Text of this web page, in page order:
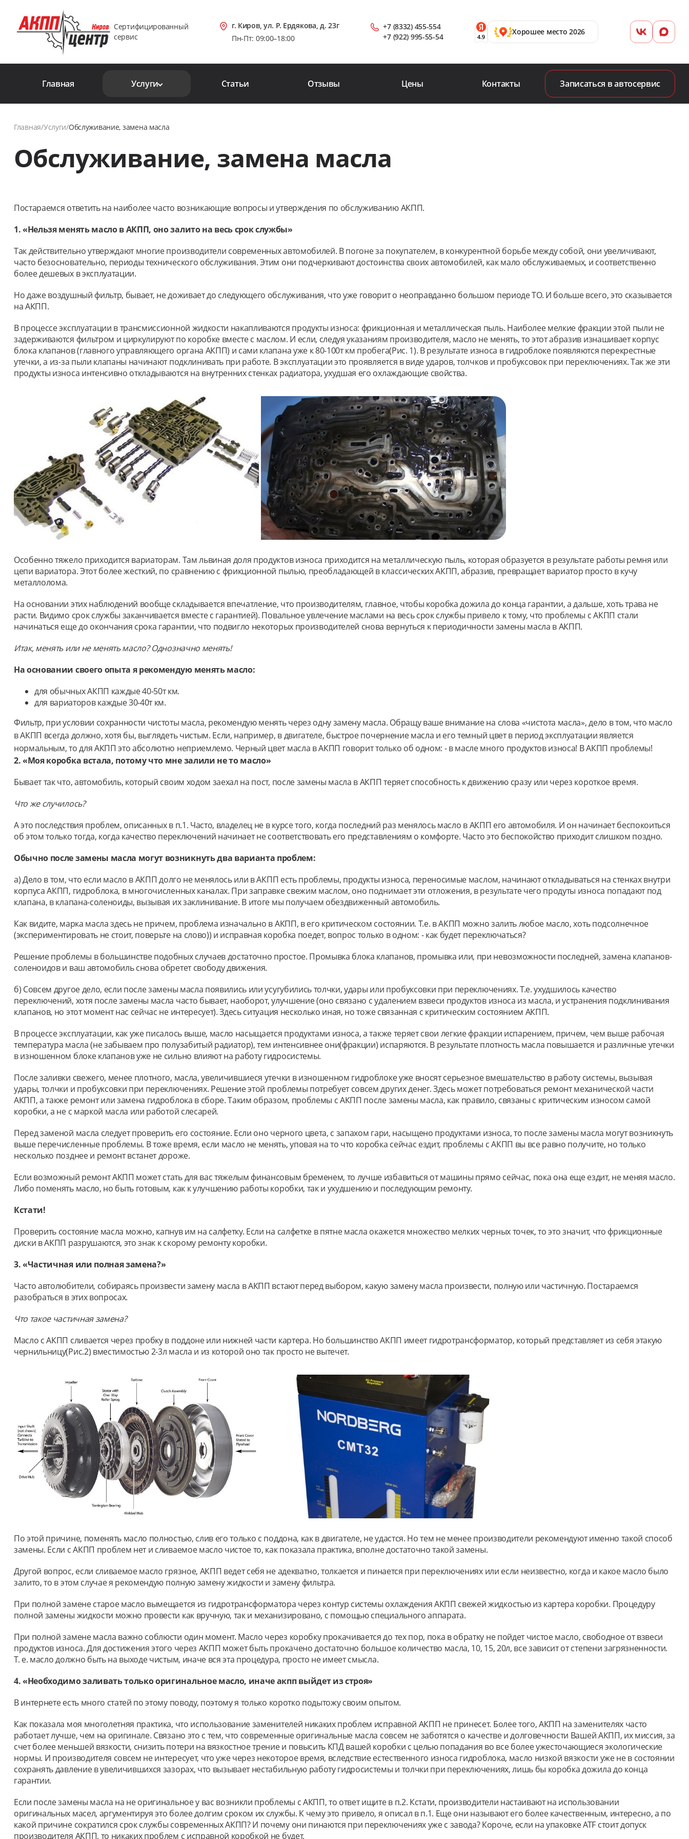
Сертифицированный
сервис
г. Киров, ул. Р. Ердякова, д. 23г
Пн-Пт: 09:00–18:00
+7 (8332) 455-554
+7 (922) 995-55-54
Хорошее место 2026
Главная Услуги Статьи Отзывы Цены Контакты Записаться в автосервис
Главная/Услуги/Обслуживание, замена масла
Обслуживание, замена масла
Постараемся ответить на наиболее часто возникающие вопросы и утверждения по обслуживанию АКПП.
1. «Нельзя менять масло в АКПП, оно залито на весь срок службы»
Так действительно утверждают многие производители современных автомобилей. В погоне за покупателем, в конкурентной борьбе между собой, они увеличивают,
часто безосновательно, периоды технического обслуживания. Этим они подчеркивают достоинства своих автомобилей, как мало обслуживаемых, и соответственно
более дешевых в эксплуатации.
Но даже воздушный фильтр, бывает, не доживает до следующего обслуживания, что уже говорит о неоправданно большом периоде ТО. И больше всего, это сказывается
на АКПП.
В процессе эксплуатации в трансмиссионной жидкости накапливаются продукты износа: фрикционная и металлическая пыль. Наиболее мелкие фракции этой пыли не
задерживаются фильтром и циркулируют по коробке вместе с маслом. И если, следуя указаниям производителя, масло не менять, то этот абразив изнашивает корпус
блока клапанов (главного управляющего органа АКПП) и сами клапана уже к 80-100т км пробега(Рис. 1). В результате износа в гидроблоке появляются перекрестные
утечки, а из-за пыли клапаны начинают подклинивать при работе. В эксплуатации это проявляется в виде ударов, толчков и пробуксовок при переключениях. Так же эти
продукты износа интенсивно откладываются на внутренних стенках радиатора, ухудшая его охлаждающие свойства.
Особенно тяжело приходится вариаторам. Там львиная доля продуктов износа приходится на металлическую пыль, которая образуется в результате работы ремня или
цепи вариатора. Этот более жесткий, по сравнению с фрикционной пылью, преобладающей в классических АКПП, абразив, превращает вариатор просто в кучу
металлолома.
На основании этих наблюдений вообще складывается впечатление, что производителям, главное, чтобы коробка дожила до конца гарантии, а дальше, хоть трава не
расти. Видимо срок службы заканчивается вместе с гарантией). Повальное увлечение маслами на весь срок службы привело к тому, что проблемы с АКПП стали
начинаться еще до окончания срока гарантии, что подвигло некоторых производителей снова вернуться к периодичности замены масла в АКПП.
Итак, менять или не менять масло? Однозначно менять!
На основании своего опыта я рекомендую менять масло:
для обычных АКПП каждые 40-50т км.
для вариаторов каждые 30-40т км.
Фильтр, при условии сохранности чистоты масла, рекомендую менять через одну замену масла. Обращу ваше внимание на слова «чистота масла», дело в том, что масло
в АКПП всегда должно, хотя бы, выглядеть чистым. Если, например, в двигателе, быстрое почернение масла и его темный цвет в период эксплуатации является
нормальным, то для АКПП это абсолютно неприемлемо. Черный цвет масла в АКПП говорит только об одном: - в масле много продуктов износа! В АКПП проблемы!
2. «Моя коробка встала, потому что мне залили не то масло»
Бывает так что, автомобиль, который своим ходом заехал на пост, после замены масла в АКПП теряет способность к движению сразу или через короткое время.
Что же случилось?
А это последствия проблем, описанных в п.1. Часто, владелец не в курсе того, когда последний раз менялось масло в АКПП его автомобиля. И он начинает беспокоиться
об этом только тогда, когда качество переключений начинает не соответствовать его представлениям о комфорте. Часто это беспокойство приходит слишком поздно.
Обычно после замены масла могут возникнуть два варианта проблем:
а) Дело в том, что если масло в АКПП долго не менялось или в АКПП есть проблемы, продукты износа, переносимые маслом, начинают откладываться на стенках внутри
корпуса АКПП, гидроблока, в многочисленных каналах. При заправке свежим маслом, оно поднимает эти отложения, в результате чего продуты износа попадают под
клапана, в клапана-соленоиды, вызывая их заклинивание. В итоге мы получаем обездвиженный автомобиль.
Как видите, марка масла здесь не причем, проблема изначально в АКПП, в его критическом состоянии. Т.е. в АКПП можно залить любое масло, хоть подсолнечное
(экспериментировать не стоит, поверьте на слово)) и исправная коробка поедет, вопрос только в одном: - как будет переключаться?
Решение проблемы в большинстве подобных случаев достаточно простое. Промывка блока клапанов, промывка или, при невозможности последней, замена клапанов-
соленоидов и ваш автомобиль снова обретет свободу движения.
б) Совсем другое дело, если после замены масла появились или усугубились толчки, удары или пробуксовки при переключениях. Т.е. ухудшилось качество
переключений, хотя после замены масла часто бывает, наоборот, улучшение (оно связано с удалением взвеси продуктов износа из масла, и устранения подклинивания
клапанов, но этот момент нас сейчас не интересует). Здесь ситуация несколько иная, но тоже связанная с критическим состоянием АКПП.
В процессе эксплуатации, как уже писалось выше, масло насыщается продуктами износа, а также теряет свои легкие фракции испарением, причем, чем выше рабочая
температура масла (не забываем про полузабитый радиатор), тем интенсивнее они(фракции) испаряются. В результате плотность масла повышается и различные утечки
в изношенном блоке клапанов уже не сильно влияют на работу гидросистемы.
После заливки свежего, менее плотного, масла, увеличившиеся утечки в изношенном гидроблоке уже вносят серьезное вмешательство в работу системы, вызывая
удары, толчки и пробуксовки при переключениях. Решение этой проблемы потребует совсем других денег. Здесь может потребоваться ремонт механической части
АКПП, а также ремонт или замена гидроблока в сборе. Таким образом, проблемы с АКПП после замены масла, как правило, связаны с критическим износом самой
коробки, а не с маркой масла или работой слесарей.
Перед заменой масла следует проверить его состояние. Если оно черного цвета, с запахом гари, насыщено продуктами износа, то после замены масла могут возникнуть
выше перечисленные проблемы. В тоже время, если масло не менять, уповая на то что коробка сейчас ездит, проблемы с АКПП вы все равно получите, но только
несколько позднее и ремонт встанет дороже.
Если возможный ремонт АКПП может стать для вас тяжелым финансовым бременем, то лучше избавиться от машины прямо сейчас, пока она еще ездит, не меняя масло.
Либо поменять масло, но быть готовым, как к улучшению работы коробки, так и ухудшению и последующим ремонту.
Кстати!
Проверить состояние масла можно, капнув им на салфетку. Если на салфетке в пятне масла окажется множество мелких черных точек, то это значит, что фрикционные
диски в АКПП разрушаются, это знак к скорому ремонту коробки.
3. «Частичная или полная замена?»
Часто автолюбители, собираясь произвести замену масла в АКПП встают перед выбором, какую замену масла произвести, полную или частичную. Постараемся
разобраться в этих вопросах.
Что такое частичная замена?
Масло с АКПП сливается через пробку в поддоне или нижней части картера. Но большинство АКПП имеет гидротрансформатор, который представляет из себя этакую
чернильницу(Рис.2) вместимостью 2-3л масла и из которой оно так просто не вытечет.
По этой причине, поменять масло полностью, слив его только с поддона, как в двигателе, не удастся. Но тем не менее производители рекомендуют именно такой способ
замены. Если с АКПП проблем нет и сливаемое масло чистое то, как показала практика, вполне достаточно такой замены.
Другой вопрос, если сливаемое масло грязное, АКПП ведет себя не адекватно, толкается и пинается при переключениях или если неизвестно, когда и какое масло было
залито, то в этом случае я рекомендую полную замену жидкости и замену фильтра.
При полной замене старое масло вымещается из гидротрансформатора через контур системы охлаждения АКПП свежей жидкостью из картера коробки. Процедуру
полной замены жидкости можно провести как вручную, так и механизировано, с помощью специального аппарата.
При полной замене масла важно соблюсти один момент. Масло через коробку прокачивается до тех пор, пока в обратку не пойдет чистое масло, свободное от взвеси
продуктов износа. Для достижения этого через АКПП может быть прокачено достаточно большое количество масла, 10, 15, 20л, все зависит от степени загрязненности.
Т. е. масло должно быть на выходе чистым, иначе вся эта процедура, просто не имеет смысла.
4. «Необходимо заливать только оригинальное масло, иначе акпп выйдет из строя»
В интернете есть много статей по этому поводу, поэтому я только коротко подытожу своим опытом.
Как показала моя многолетняя практика, что использование заменителей никаких проблем исправной АКПП не принесет. Более того, АКПП на заменителях часто
работает лучше, чем на оригинале. Связано это с тем, что современные оригинальные масла совсем не заботятся о качестве и долговечности Вашей АКПП, их миссия, за
счет более меньшей вязкости, снизить потери на вязкостное трение и повысить КПД вашей коробки с целью попадания во все более ужесточающиеся экологические
нормы. И производителя совсем не интересует, что уже через некоторое время, вследствие естественного износа гидроблока, масло низкой вязкости уже не в состоянии
сохранять давление в увеличившихся зазорах, что вызывает нестабильную работу гидросистемы и толчки при переключениях, лишь бы коробка дожила до конца
гарантии.
Если после замены масла на не оригинальное у вас возникли проблемы с АКПП, то ответ ищите в п.2. Кстати, производители настаивают на использовании
оригинальных масел, аргументируя это более долгим сроком их службы. К чему это привело, я описал в п.1. Еще они называют его более качественным, интересно, а по
какой причине сократился срок службы современных АКПП? И почему они пинаются при переключениях уже с завода? Короче, если на упаковке ATF стоит допуск
производителя АКПП, то никаких проблем с исправной коробкой не будет.